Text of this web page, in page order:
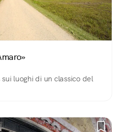
luoghi di un classico del